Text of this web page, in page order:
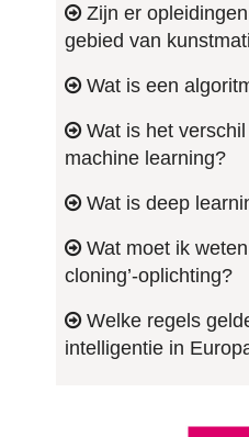
Zijn er
gebied van
Wat is een
Wat is het
machine learning?
Wat is deep
Wat moet ik weten
cloning’-oplichting?
Welke regels
intelligentie in